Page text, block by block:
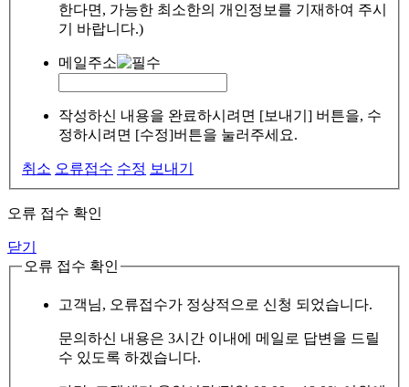
한다면, 가능한 최소한의 개인정보를 기재하여 주시
기 바랍니다.)
메일주소
작성하신 내용을 완료하시려면 [보내기] 버튼을, 수
정하시려면 [수정]버튼을 눌러주세요.
취소 오류접수 수정 보내기
오류 접수 확인
닫기
오류 접수 확인
고객님, 오류접수가 정상적으로 신청 되었습니다.
문의하신 내용은 3시간 이내에 메일로 답변을 드릴
수 있도록 하겠습니다.